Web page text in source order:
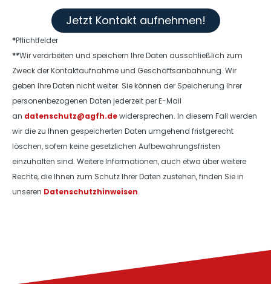
Jetzt Kontakt aufnehmen!
*Pflichtfelder
**Wir verarbeiten und speichern Ihre Daten ausschließlich zum
Zweck der Kontaktaufnahme und Geschäftsanbahnung. Wir
geben Ihre Daten nicht weiter. Sie können der Speicherung Ihrer
personenbezogenen Daten jederzeit per E-Mail
an datenschutz@agfh.dewidersprechen. In diesem Fall werden
wir die zu Ihnen gespeicherten Daten umgehend fristgerecht
löschen, sofern keine gesetzlichen Aufbewahrungsfristen
einzuhalten sind. Weitere Informationen, auch etwa über weitere
Rechte, die Ihnen zum Schutz Ihrer Daten zustehen, finden Sie in
unseren Datenschutzhinweisen.